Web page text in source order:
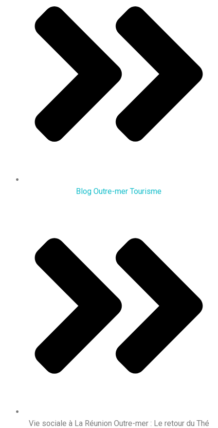
Blog Outre-mer Tourisme
Vie sociale à La Réunion Outre-mer : Le retour du Thé